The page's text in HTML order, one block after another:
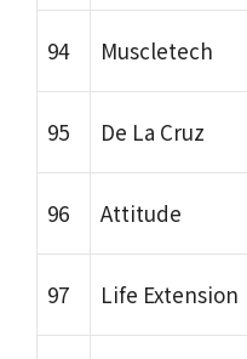
94 Muscletech
95 De La Cruz
96 Attitude
97 Life Extension